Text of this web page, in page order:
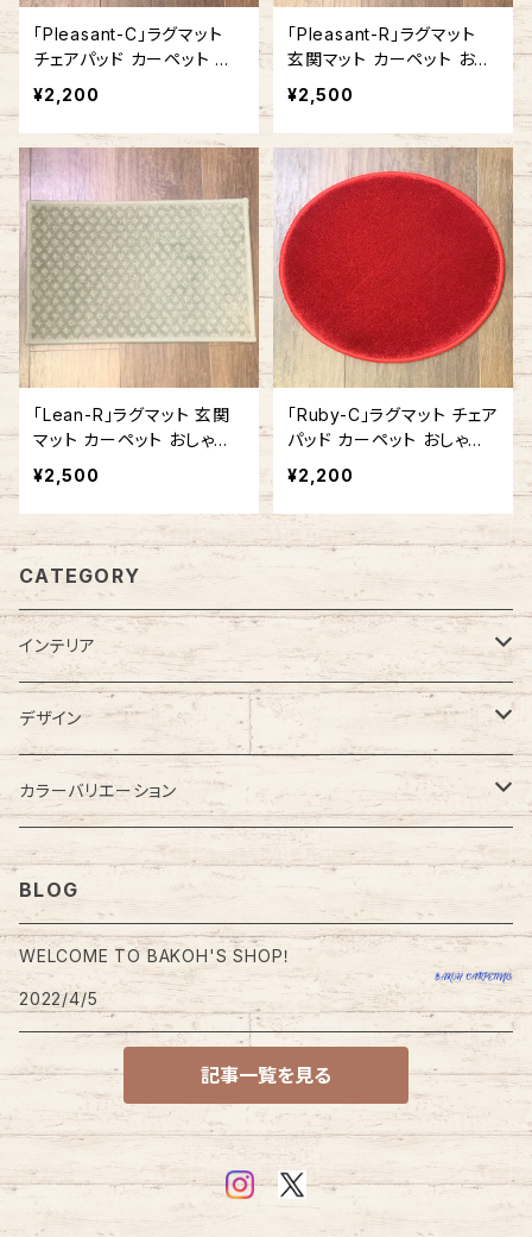
「Pleasant-C」ラグマット
チェアパッド カーペット お
しゃれ 丸型 ラウンド型 円
形 アメリカ製
¥2,200
「Pleasant-R」ラグマット
玄関マット カーペット おし
ゃれ 長方形 角型 アメリカ
¥2,500
「Lean-R」ラグマット 玄関
マット カーペット おしゃれ
長方形 角型 アメリカ製
¥2,500
「Ruby-C」ラグマット チェア
パッド カーペット おしゃれ
丸型 ラウンド型 円形 アメリ
カ製
¥2,200
CATEGORY
インテリア
カーペット
ラグカーペット・ラグマット
大型・大きめラグ
小型・小さめラグ
玄関・玄関マット
チェアパッド
キッチンマット
デザイン
無地
格子・チェック柄
幾何学・幾何学模様
円型・ラウンド型
四角・スクエア型
モダン・モダン柄
カラーバリエーション
レッド・ピンク系
ブルー・ネイビー系
グリーン系
ブラウン・ベージュ系
グレー・ブラック系
BLOG
WELCOME TO BAKOH'S SHOP！
2022/4/5
記事一覧を見る